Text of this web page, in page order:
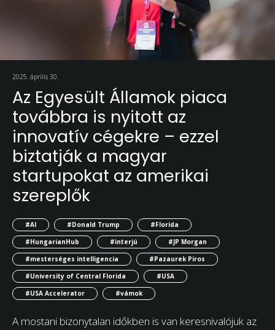
2025. április 30.
Az Egyesült Államok piaca
továbbra is nyitott az
innovatív cégekre – ezzel
biztatják a magyar
startupokat az amerikai
szereplők
#AI #Donald Trump
#Florida
#HungarianHub
#interjú
#JP Morgan
#mesterséges intelligencia
#Pazaurek Piros
#University of Central Florida
#USA
#USA Accelerator
#vámok
A mostani bizonytalan időkben is van keresnivalójuk az